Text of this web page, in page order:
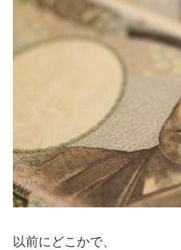
以前にどこかで、